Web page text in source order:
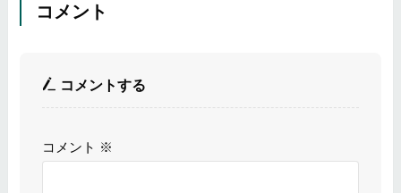
コメント
コメントする
コメント ※